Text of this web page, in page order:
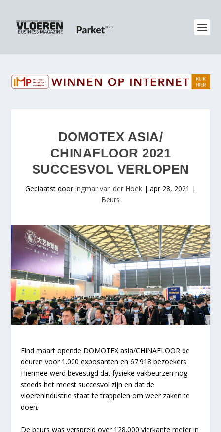
DOMOTEX ASIA/
CHINAFLOOR 2021
SUCCESVOL VERLOPEN
Geplaatst door Ingmar van der Hoek | apr 28, 2021 |
Beurs
Eind maart opende DOMOTEX asia/CHINAFLOOR de
deuren voor 1.000 exposanten en 67.918 bezoekers.
Hiermee werd bevestigd dat fysieke vakbeurzen nog
steeds het meest succesvol zijn en dat de
vloerenindustrie staat te trappelen om weer zaken te
doen.
De beurs was verspreid over 128.000 vierkante meter in